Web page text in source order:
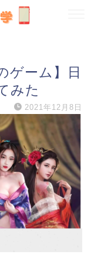
ゲーム】日
みた
2021年12月8日